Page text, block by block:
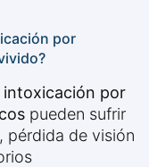
por
intoxicación por
pueden sufrir
pérdida de visión